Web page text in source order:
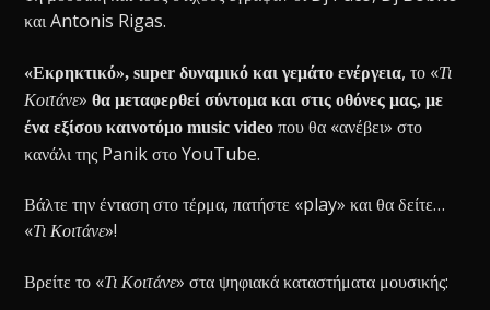
και Antonis Rigas.
«Εκρηκτικό», super δυναμικό και γεμάτο ενέργεια, το «Τι
Κοιτάνε»θα μεταφερθεί σύντομα και στις οθόνες μας, με
ένα εξίσου καινοτόμο music videoπου θα «ανέβει» στο
κανάλι της Panik στο YouTube.
Βάλτε την ένταση στο τέρμα, πατήστε «play» και θα δείτε…
«Τι Κοιτάνε»!
Βρείτε το «Τι Κοιτάνε» στα ψηφιακά καταστήματα μουσικής: